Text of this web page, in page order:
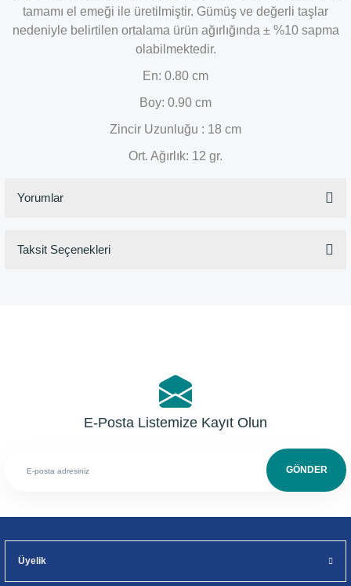
tamamı el emeği ile üretilmiştir. Gümüş ve değerli taşlar
nedeniyle belirtilen ortalama ürün ağırlığında ± %10 sapma
olabilmektedir.
En: 0.80 cm
Boy: 0.90 cm
Zincir Uzunluğu : 18 cm
Ort. Ağırlık: 12 gr.
Yorumlar
Taksit Seçenekleri
E-Posta Listemize Kayıt Olun
GÖNDER
Üyelik